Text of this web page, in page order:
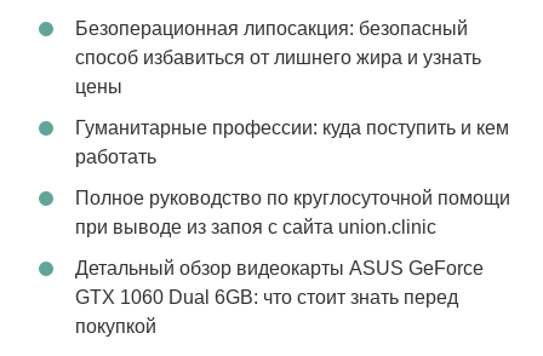
Безоперационная липосакция: безопасный
способ избавиться от лишнего жира и узнать
цены
Гуманитарные профессии: куда поступить и кем
работать
Полное руководство по круглосуточной помощи
при выводе из запоя с сайта union.clinic
Детальный обзор видеокарты ASUS GeForce
GTX 1060 Dual 6GB: что стоит знать перед
покупкой